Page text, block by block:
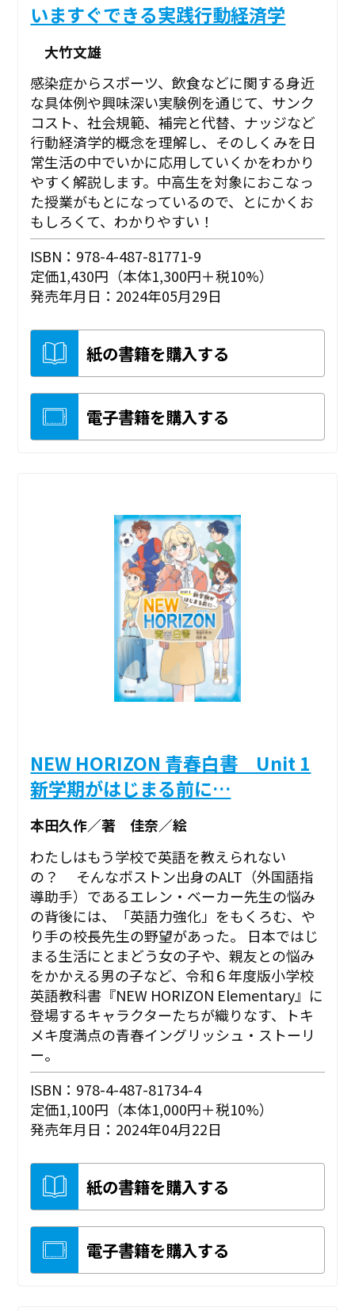
いますぐできる実践行動経済学
大竹文雄
感染症からスポーツ、飲食などに関する身近
な具体例や興味深い実験例を通じて、サンク
コスト、社会規範、補完と代替、ナッジなど
行動経済学的概念を理解し、そのしくみを日
常生活の中でいかに応用していくかをわかり
やすく解説します。中高生を対象におこなっ
た授業がもとになっているので、とにかくお
もしろくて、わかりやすい！
ISBN：978-4-487-81771-9
定価1,430円（本体1,300円＋税10%）
発売年月日：2024年05月29日
紙の書籍を購入する
電子書籍を購入する
NEW HORIZON 青春白書 Unit 1
新学期がはじまる前に…
本田久作／著 佳奈／絵
わたしはもう学校で英語を教えられない
の？ そんなボストン出身のALT（外国語指
導助手）であるエレン・ベーカー先生の悩み
の背後には、「英語力強化」をもくろむ、や
り手の校長先生の野望があった。 日本ではじ
まる生活にとまどう女の子や、親友との悩み
をかかえる男の子など、令和６年度版小学校
英語教科書『NEW HORIZON Elementary』に
登場するキャラクターたちが織りなす、トキ
メキ度満点の青春イングリッシュ・ストーリ
ー。
ISBN：978-4-487-81734-4
定価1,100円（本体1,000円＋税10%）
発売年月日：2024年04月22日
紙の書籍を購入する
電子書籍を購入する